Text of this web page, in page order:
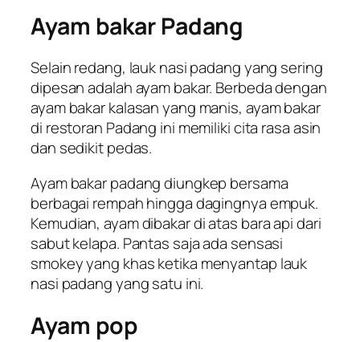
Ayam bakar Padang
Selain redang, lauk nasi padang yang sering
dipesan adalah ayam bakar. Berbeda dengan
ayam bakar kalasan yang manis, ayam bakar
di restoran Padang ini memiliki cita rasa asin
dan sedikit pedas.
Ayam bakar padang diungkep bersama
berbagai rempah hingga dagingnya empuk.
Kemudian, ayam dibakar di atas bara api dari
sabut kelapa. Pantas saja ada sensasi
smokeyyang khas ketika menyantap lauk
nasi padang yang satu ini.
Ayam pop